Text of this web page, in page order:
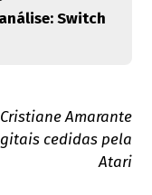
Switch
Amarante
cedidas pela
Atari